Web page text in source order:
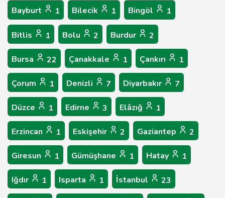
Bayburt 1 Bilecik 1 Bingöl 1
Bitlis 1 Bolu 2 Burdur 2
Bursa 22 Çanakkale 1 Çankırı 1
Çorum 1 Denizli 7 Diyarbakır 7
Düzce 1 Edirne 3 Elâzığ 1
Erzincan 1 Eskişehir 2 Gaziantep 2
Giresun 1 Gümüşhane 1 Hatay 1
Iğdır 1 Isparta 1 İstanbul 23